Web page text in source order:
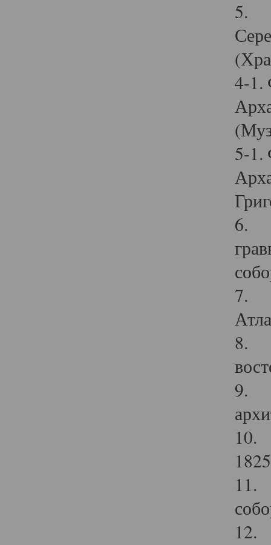
5.
4-1.
5-1.
6.
7.
8.
9.
10.
11.
12.